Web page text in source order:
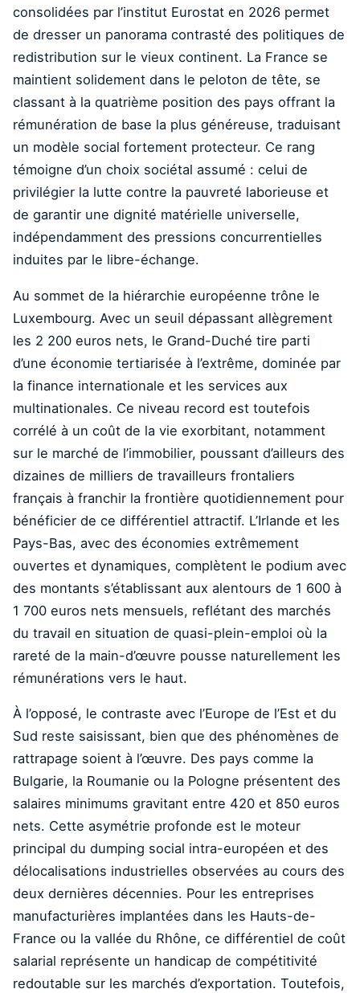
consolidées par l’institut Eurostat en 2026 permet
de dresser un panorama contrasté des politiques de
redistribution sur le vieux continent. La France se
maintient solidement dans le peloton de tête, se
classant à la quatrième position des pays offrant la
rémunération de base la plus généreuse, traduisant
un modèle social fortement protecteur. Ce rang
témoigne d’un choix sociétal assumé : celui de
privilégier la lutte contre la pauvreté laborieuse et
de garantir une dignité matérielle universelle,
indépendamment des pressions concurrentielles
induites par le libre-échange.
Au sommet de la hiérarchie européenne trône le
Luxembourg. Avec un seuil dépassant allègrement
les 2 200 euros nets, le Grand-Duché tire parti
d’une économie tertiarisée à l’extrême, dominée par
la finance internationale et les services aux
multinationales. Ce niveau record est toutefois
corrélé à un coût de la vie exorbitant, notamment
sur le marché de l’immobilier, poussant d’ailleurs des
dizaines de milliers de travailleurs frontaliers
français à franchir la frontière quotidiennement pour
bénéficier de ce différentiel attractif. L’Irlande et les
Pays-Bas, avec des économies extrêmement
ouvertes et dynamiques, complètent le podium avec
des montants s’établissant aux alentours de 1 600 à
1 700 euros nets mensuels, reflétant des marchés
du travail en situation de quasi-plein-emploi où la
rareté de la main-d’œuvre pousse naturellement les
rémunérations vers le haut.
À l’opposé, le contraste avec l’Europe de l’Est et du
Sud reste saisissant, bien que des phénomènes de
rattrapage soient à l’œuvre. Des pays comme la
Bulgarie, la Roumanie ou la Pologne présentent des
salaires minimums gravitant entre 420 et 850 euros
nets. Cette asymétrie profonde est le moteur
principal du dumping social intra-européen et des
délocalisations industrielles observées au cours des
deux dernières décennies. Pour les entreprises
manufacturières implantées dans les Hauts-de-
France ou la vallée du Rhône, ce différentiel de coût
salarial représente un handicap de compétitivité
redoutable sur les marchés d’exportation. Toutefois,